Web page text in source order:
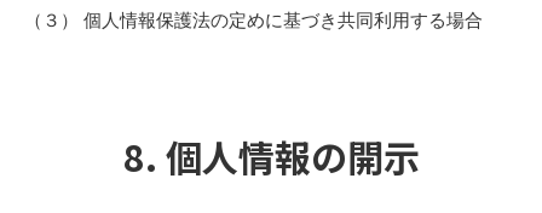
（３） 個人情報保護法の定めに基づき共同利用する場合
8. 個人情報の開示